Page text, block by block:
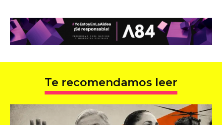
Te recomendamos leer